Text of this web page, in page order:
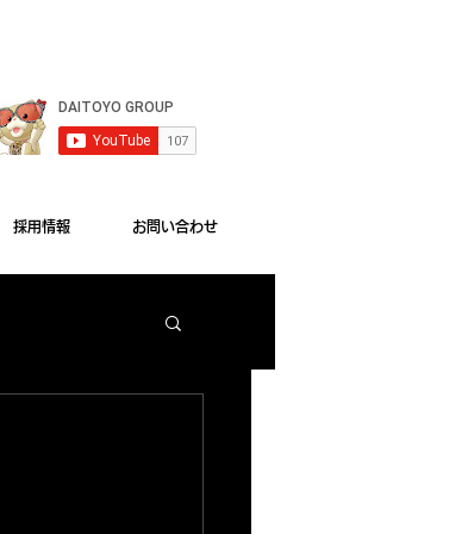
採用情報 お問い合わせ